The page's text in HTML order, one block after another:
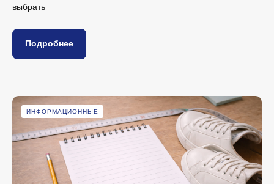
выбрать
Подробнее
ИНФОРМАЦИОННЫЕ